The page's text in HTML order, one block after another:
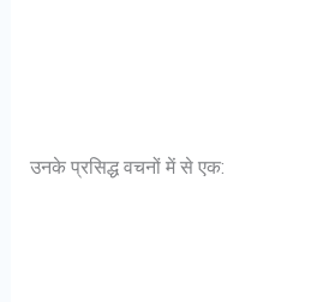
उनके प्रसिद्ध वचनों में से एक: